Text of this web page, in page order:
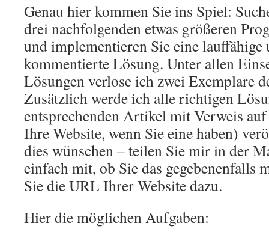
Genau hier kommen Sie ins Spiel:
drei nachfolgenden etwas größeren
und implementieren Sie eine
kommentierte Lösung. Unter allen
Lösungen verlose ich zwei Exemplare
Zusätzlich werde ich alle richtigen
entsprechenden Artikel mit Verweis
Ihre Website, wenn Sie eine haben)
dies wünschen – teilen Sie mir in der
einfach mit, ob Sie das gegebenenfalls
Sie die URL Ihrer Website dazu.
Hier die möglichen Aufgaben: